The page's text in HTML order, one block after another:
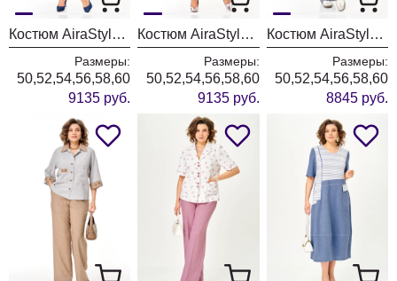
Костюм AiraStyle 24143 синий
Размеры:
50,52,54,56,58,60
9135 руб.
Костюм AiraStyle 24143 пыльная роза
Размеры:
50,52,54,56,58,60
9135 руб.
Костюм AiraStyle 24223 синий
Размеры:
50,52,54,56,58,60
8845 руб.